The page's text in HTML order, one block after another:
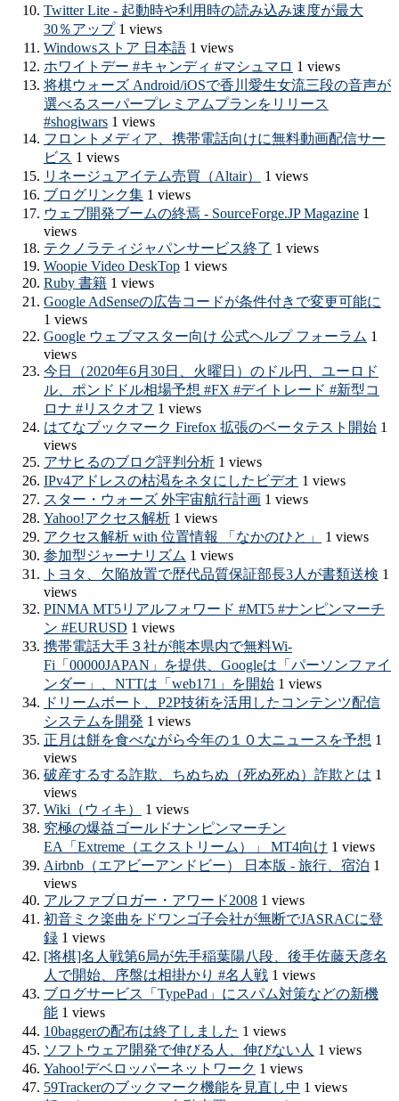
Twitter Lite - 起動時や利用時の読み込み速度が最大
30％アップ1 views
Windowsストア 日本語1 views
ホワイトデー #キャンディ #マシュマロ 1 views
将棋ウォーズ Android/iOSで香川愛生女流三段の音声が
選べるスーパープレミアムプランをリリース
#shogiwars1 views
フロントメディア、携帯電話向けに無料動画配信サー
ビス 1 views
リネージュアイテム売買（Altair）
1 views
ブログリンク集1 views
ウェブ開発ブームの終焉 - SourceForge.JP Magazine1
views
テクノラティジャパンサービス終了 1 views
Woopie Video DeskTop1 views
Ruby 書籍1 views
Google AdSenseの広告コードが条件付きで変更可能に
1 views
Google ウェブマスター向け 公式ヘルプ フォーラム 1
views
今日（2020年6月30日、火曜日）のドル円、ユーロド
ル、ポンドドル相場予想 #FX #デイトレード #新型コ
ロナ #リスクオフ 1 views
はてなブックマーク Firefox 拡張のベータテスト開始1
views
アサヒるのブログ評判分析1 views
IPv4アドレスの枯渇をネタにしたビデオ 1 views
スター・ウォーズ 外宇宙航行計画1 views
Yahoo!アクセス解析1 views
アクセス解析 with 位置情報 「なかのひと」
1 views
参加型ジャーナリズム 1 views
トヨタ、欠陥放置で歴代品質保証部長3人が書類送検 1
views
PINMA MT5リアルフォワード #MT5 #ナンピンマーチ
ン #EURUSD 1 views
携帯電話大手３社が熊本県内で無料Wi-
Fi「00000JAPAN」を提供、Googleは「パーソンファイ
ンダー」、NTTは「web171」を開始1 views
ドリームボート、P2P技術を活用したコンテンツ配信
システムを開発 1 views
正月は餅を食べながら今年の１０大ニュースを予想 1
views
破産するする詐欺、ちぬちぬ（死ぬ死ぬ）詐欺とは 1
views
Wiki（ウィキ）
1 views
究極の爆益ゴールドナンピンマーチン
EA「Extreme（エクストリーム）」 MT4向け 1 views
Airbnb（エアビーアンドビー） 日本版 - 旅行、宿泊 1
views
アルファブロガー・アワード20081 views
初音ミク楽曲をドワンゴ子会社が無断でJASRACに登
録1 views
[将棋]名人戦第6局が先手稲葉陽八段、後手佐藤天彦名
人で開始、序盤は相掛かり #名人戦1 views
ブログサービス「TypePad」にスパム対策などの新機
能1 views
10baggerの配布は終了しました 1 views
ソフトウェア開発で伸びる人、伸びない人 1 views
Yahoo!デベロッパーネットワーク 1 views
59Trackerのブックマーク機能を見直し中 1 views